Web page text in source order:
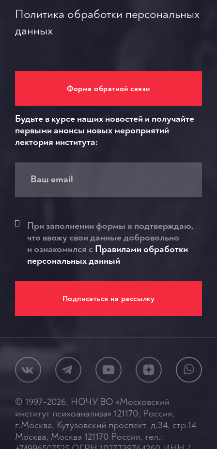
Политика обработки персональных
данных
Форма обратной связи
Будьте в курсе наших новостей и получайте
первыми анонсы новых мероприятий
лектория института:
При заполнении формы я подтверждаю,
что ввожу свои данные добровольно
и ознакомился c Правилами обработки
персональных данный
© 1997–2026, НОЧУ ВО «Московский
институт психоанализа» 121170, Россия,
г.Москва, Кутузовский проспект, д.34, стр.14
Москва, Москва 121170 Россия, тел.: